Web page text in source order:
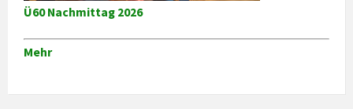
Ü60 Nachmittag 2026
Mehr